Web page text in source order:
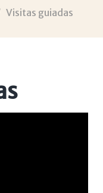
Visitas guiadas